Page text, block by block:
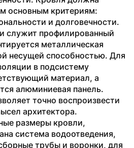
основным критериям:
и долговечности.
служит профилированный
металлическая
несущей способностью. Для
в подсистему
материал, а
алюминиевая панель.
точно воспроизвести
архитектора.
размеры кровли,
система водоотведения,
трубы и воронки, для